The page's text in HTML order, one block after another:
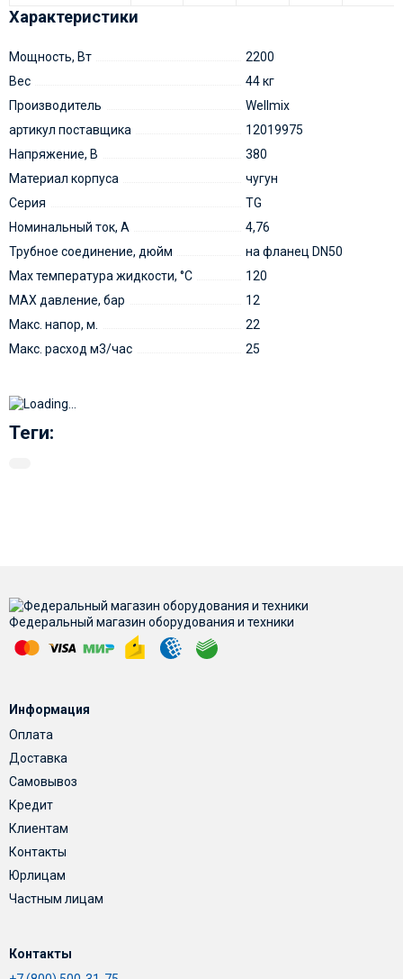
Характеристики
Мощность, Вт
2200
Вес
44 кг
Производитель
Wellmix
артикул поставщика
12019975
Напряжение, В
380
Материал корпуса
чугун
Серия
TG
Номинальный ток, А
4,76
Трубное соединение, дюйм
на фланец DN50
Мах температура жидкости, °С
120
MAX давление, бар
12
Макс. напор, м.
22
Макс. расход м3/час
25
Теги:
Федеральный магазин оборудования и техники
Информация
Оплата
Доставка
Самовывоз
Кредит
Клиентам
Контакты
Юрлицам
Частным лицам
Контакты